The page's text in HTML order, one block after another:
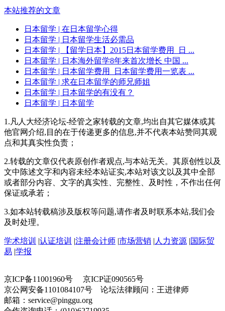
本站推荐的文章
日本留学 | 在日本留学心得
日本留学 | 日本留学生活必需品
日本留学 | 【留学日本】2015日本留学费用_日 ...
日本留学 | 日本海外留学8年来首次增长 中国 ...
日本留学 | 日本留学费用_日本留学费用一览表 ...
日本留学 | 求在日本留学的师兄师姐
日本留学 | 日本留学的有没有？
日本留学 | 日本留学
1.凡人大经济论坛-经管之家转载的文章,均出自其它媒体或其
他官网介绍,目的在于传递更多的信息,并不代表本站赞同其观
点和其真实性负责；
2.转载的文章仅代表原创作者观点,与本站无关。其原创性以及
文中陈述文字和内容未经本站证实,本站对该文以及其中全部
或者部分内容、文字的真实性、完整性、及时性，不作出任何
保证或承若；
3.如本站转载稿涉及版权等问题,请作者及时联系本站,我们会
及时处理。
学术培训 |认证培训 |注册会计师 |市场营销 | 人力资源 |国际贸
易 |学报
京ICP备11001960号 京ICP证090565号
京公网安备1101084107号 论坛法律顾问：王进律师
邮箱：service@pinggu.org